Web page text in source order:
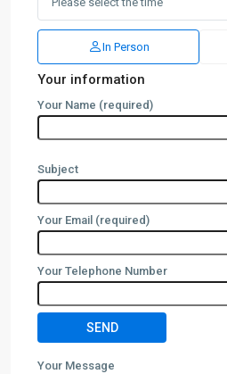
In Person
Your information
Your Name (required)
Subject
Your Email (required)
Your Telephone Number
Your Message